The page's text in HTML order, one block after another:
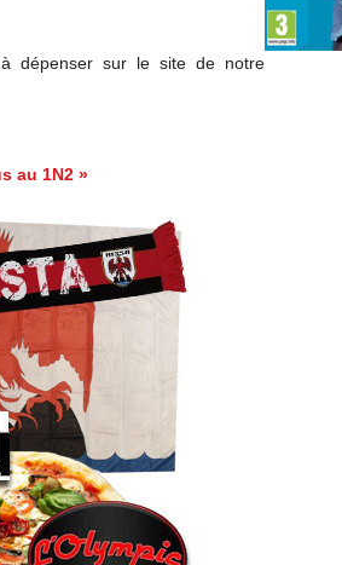
dépenser sur le site de notre
au 1N2 »